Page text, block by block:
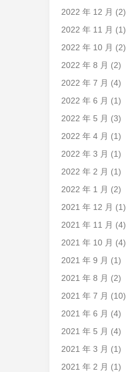
2022 年 12 月 (2)
2022 年 11 月 (1)
2022 年 10 月 (2)
2022 年 8 月 (2)
2022 年 7 月 (4)
2022 年 6 月 (1)
2022 年 5 月 (3)
2022 年 4 月 (1)
2022 年 3 月 (1)
2022 年 2 月 (1)
2022 年 1 月 (2)
2021 年 12 月 (1)
2021 年 11 月 (4)
2021 年 10 月 (4)
2021 年 9 月 (1)
2021 年 8 月 (2)
2021 年 7 月 (10)
2021 年 6 月 (4)
2021 年 5 月 (4)
2021 年 3 月 (1)
2021 年 2 月 (1)